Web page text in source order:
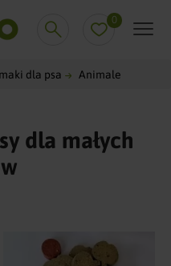
0
dla psa Animale
dla małych